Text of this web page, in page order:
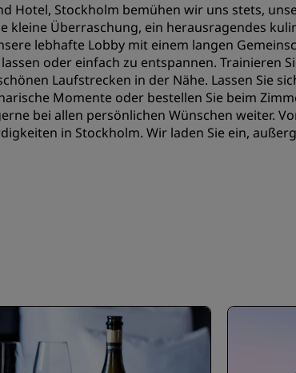
Restaurants
Nach einem Restaurant suchen
Digitale Services
Radisson Hotels App
Hotel, Stockholm bemühen wir uns stets,
kleine Überraschung, ein herausragendes
lebhafte Lobby mit einem langen
oder einfach zu entspannen. Trainieren
Laufstrecken in der Nähe. Lassen Sie
Momente oder bestellen Sie beim
bei allen persönlichen Wünschen weiter.
in Stockholm. Wir laden Sie ein,